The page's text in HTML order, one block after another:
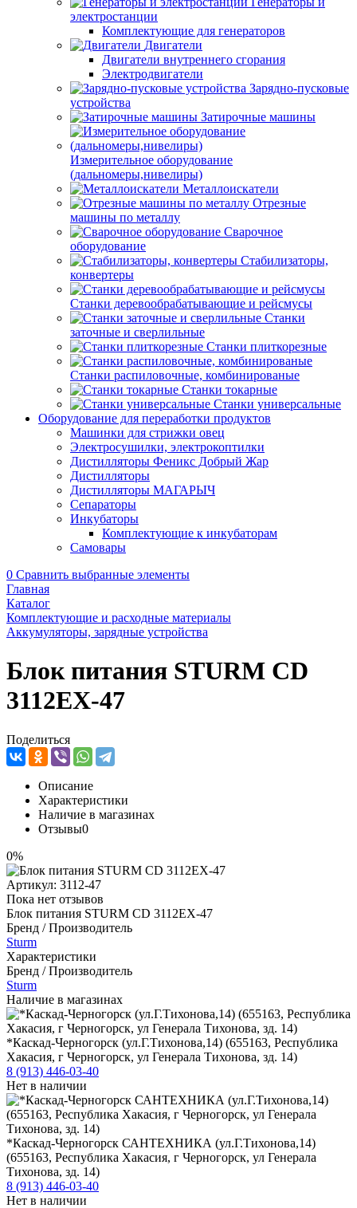
электростанции
Комплектующие для генераторов
Двигатели
Двигатели внутреннего сгорания
Электродвигатели
Зарядно-пусковые
устройства
Затирочные машины
Измерительное оборудование
(дальномеры,нивелиры)
Металлоискатели
Отрезные
машины по металлу
Сварочное
оборудование
Стабилизаторы,
конвертеры
Станки деревообрабатывающие и рейсмусы
Станки
заточные и сверлильные
Станки плиткорезные
Станки распиловочные, комбинированые
Станки токарные
Станки универсальные
Оборудование для переработки продуктов
Машинки для стрижки овец
Электросушилки, электрокоптилки
Дистилляторы Феникс Добрый Жар
Дистилляторы
Дистилляторы МАГАРЫЧ
Сепараторы
Инкубаторы
Комплектующие к инкубаторам
Самовары
0 Сравнить выбранные элементы
Главная
Каталог
Комплектующие и расходные материалы
Аккумуляторы, зарядные устройства
Блок питания STURM CD
3112ЕХ-47
Поделиться
Описание
Характеристики
Наличие в магазинах
Отзывы0
0%
Артикул: 3112-47
Пока нет отзывов
Блок питания STURM CD 3112ЕХ-47
Бренд / Производитель
Sturm
Характеристики
Бренд / Производитель
Sturm
Наличие в магазинах
*Каскад-Черногорск (ул.Г.Тихонова,14) (655163, Республика
Хакасия, г Черногорск, ул Генерала Тихонова, зд. 14)
8 (913) 446-03-40
Нет в наличии
*Каскад-Черногорск САНТЕХНИКА (ул.Г.Тихонова,14)
(655163, Республика Хакасия, г Черногорск, ул Генерала
Тихонова, зд. 14)
8 (913) 446-03-40
Нет в наличии